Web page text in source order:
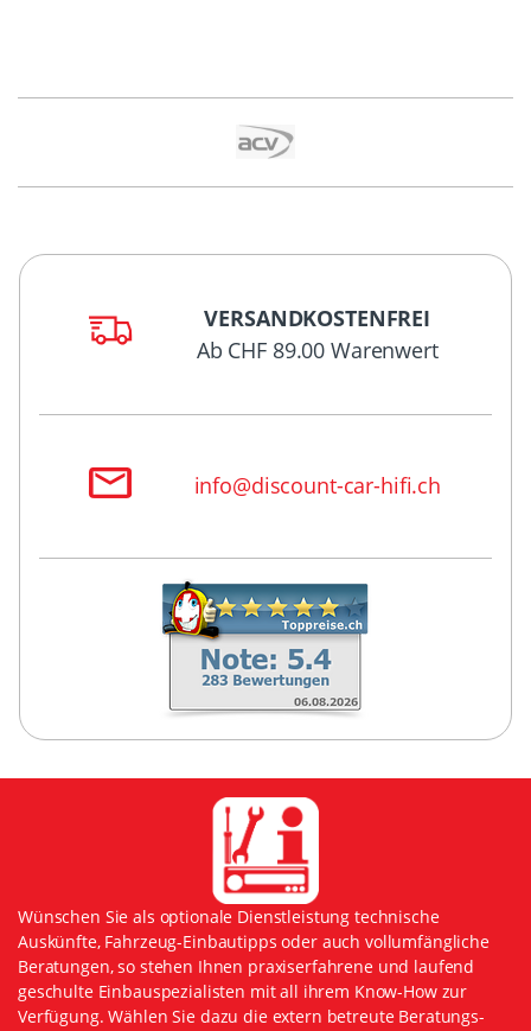
VERSANDKOSTENFREI
Ab CHF 89.00 Warenwert
info@discount-car-hifi.ch
Wünschen Sie als optionale Dienstleistung technische
Auskünfte, Fahrzeug-Einbautipps oder auch vollumfängliche
Beratungen, so stehen Ihnen praxiserfahrene und laufend
geschulte Einbauspezialisten mit all ihrem Know-How zur
Verfügung. Wählen Sie dazu die extern betreute Beratungs-